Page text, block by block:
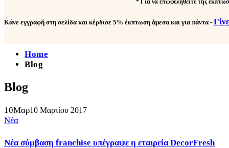
* Για να επωφεληθείτε της
Κάνε εγγραφή στη σελίδα και κέρδισε 5% έκπτωση άμεσα και για πάντα -
Home
Blog
Blog
10Μαρ10 Μαρτίου 2017
Νέα
Νέα σύμβαση franchise υπέγραψε η εταιρεία DecorFresh